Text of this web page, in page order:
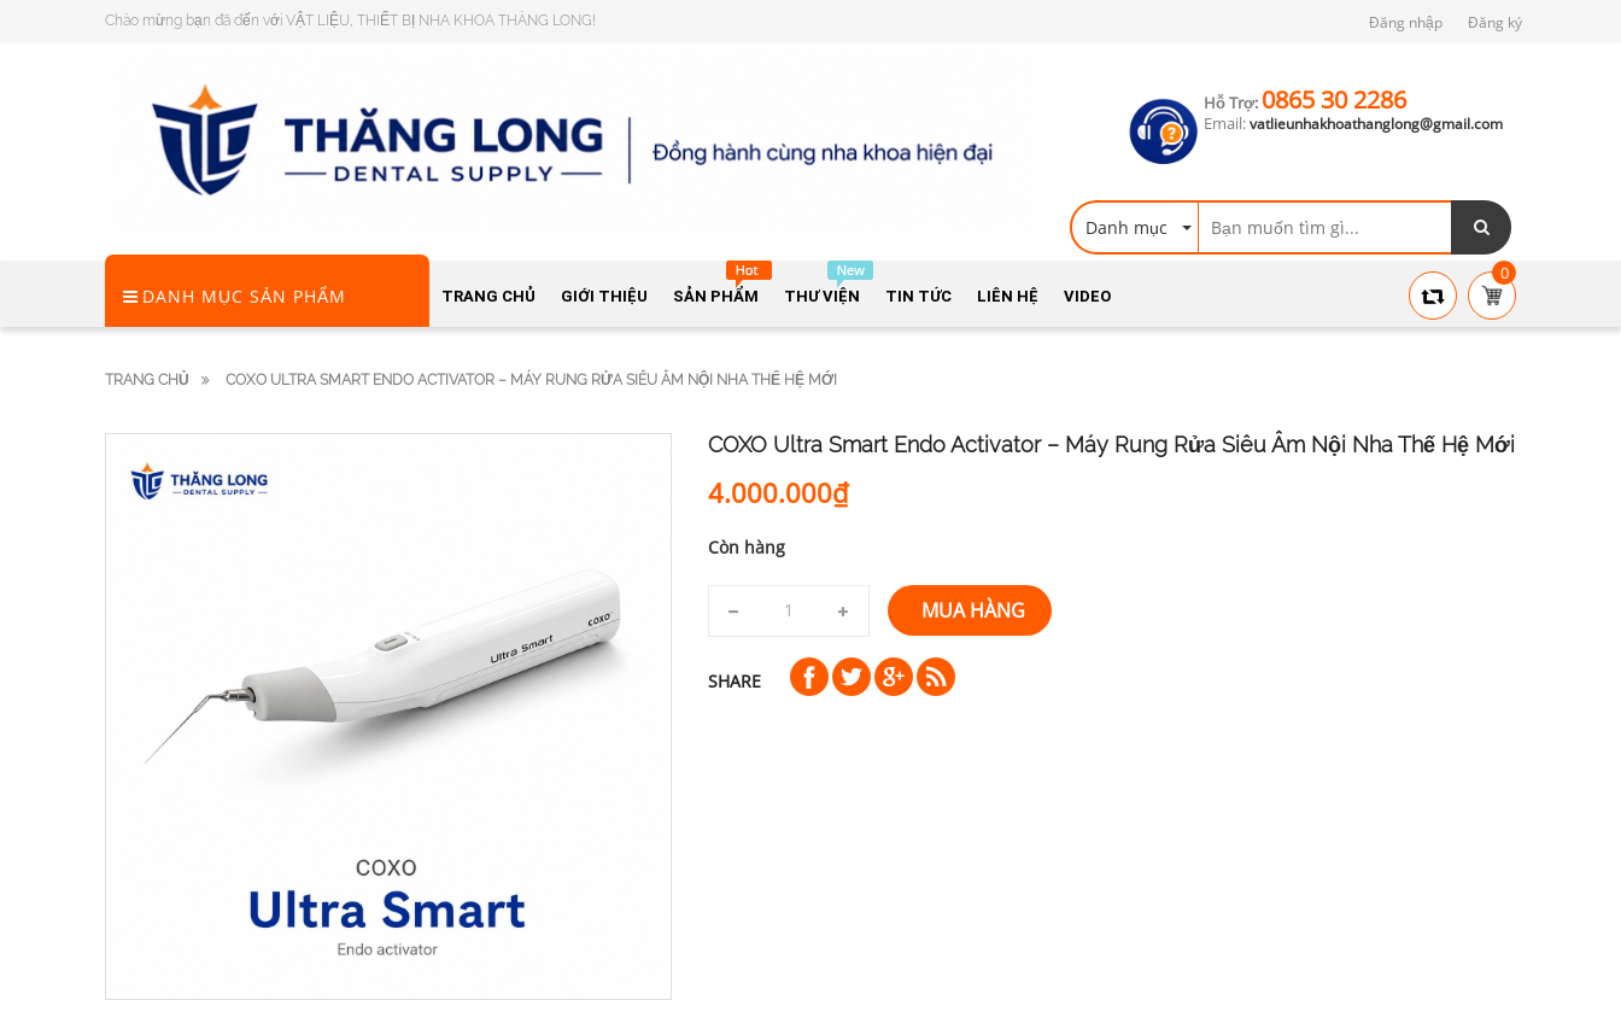
Chào mừng bạn đã đến với VẬT LIỆU, THIẾT BỊ NHA KHOA THĂNG LONG! Đăng nhập Đăng ký
Hỗ Trợ: 0865 30 2286
Email:vatlieunhakhoathanglong@gmail.com
Danh mục
DANH MỤC SẢN PHẨM TRANG CHỦ GIỚI THIỆU SẢN PHẨM THƯ VIỆN TIN TỨC LIÊN HỆ VIDEO
0
TRANG CHỦ COXO ULTRA SMART ENDO ACTIVATOR – MÁY RUNG RỬA SIÊU ÂM NỘI NHA THẾ HỆ MỚI
COXO Ultra Smart Endo Activator – Máy Rung Rửa Siêu Âm Nội Nha Thế Hệ Mới
4.000.000₫
Còn hàng
MUA HÀNG
SHARE